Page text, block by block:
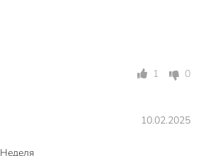
1 0
10.02.2025
Неделя